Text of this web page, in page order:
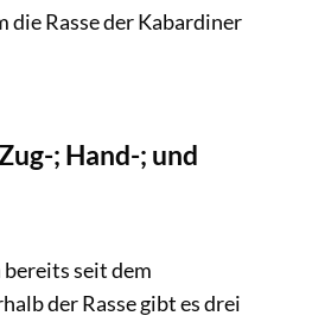
die Rasse der Kabardiner
; Hand-; und
seit dem
der Rasse gibt es drei